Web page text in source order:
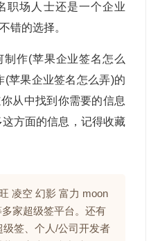
职场人士还是一个企业
错的选择。
制作(苹果企业签名怎么
(苹果企业签名怎么弄)的
从中找到你需要的信息
方面的信息，记得收藏
凌空 幻影 富力 moon
家超级签平台。还有
签、个人/公司开发者